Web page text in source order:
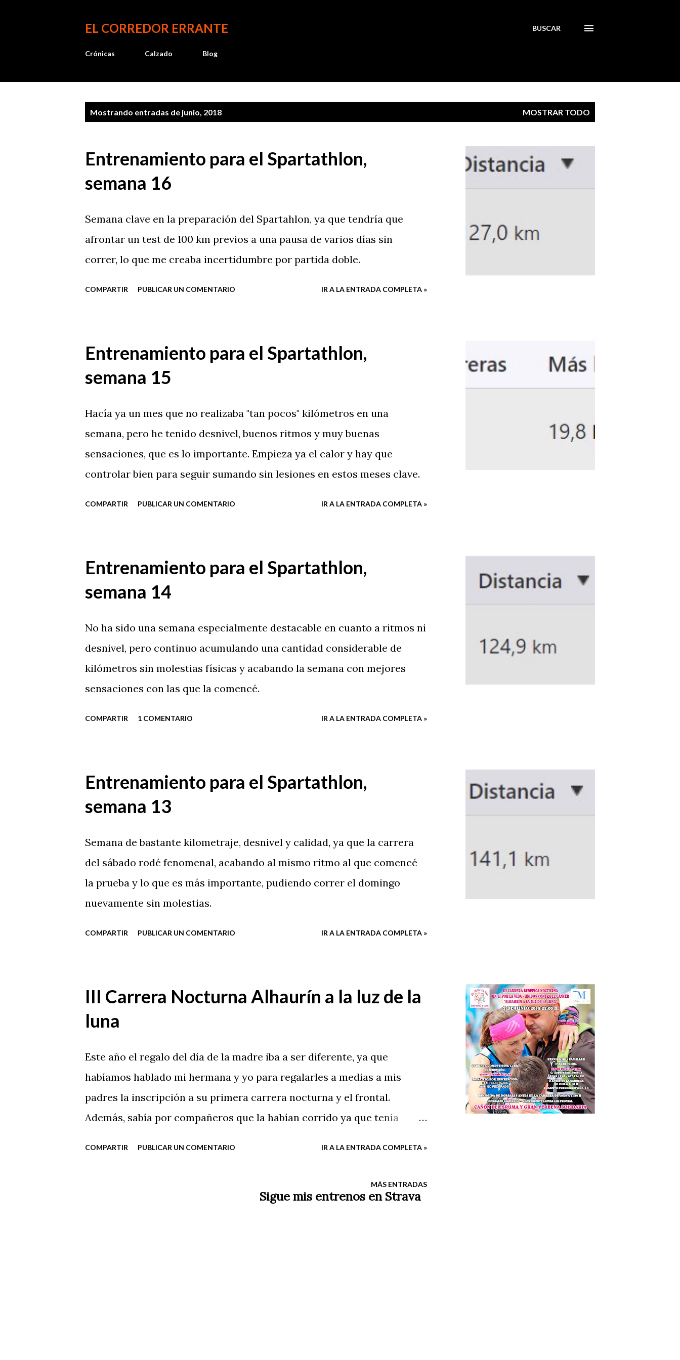
EL CORREDOR ERRANTE BUSCAR
Crónicas Calzado Blog
Mostrando entradas de junio, 2018 MOSTRAR TODO
Entrenamiento para el Spartathlon,
semana 16
Semana clave en la preparación del Spartahlon, ya que tendría que
afrontar un test de 100 km previos a una pausa de varios días sin
correr, lo que me creaba incertidumbre por partida doble.
COMPARTIR PUBLICAR UN COMENTARIO IR A LA ENTRADA COMPLETA »
Entrenamiento para el Spartathlon,
semana 15
Hacía ya un mes que no realizaba "tan pocos" kilómetros en una
semana, pero he tenido desnivel, buenos ritmos y muy buenas
sensaciones, que es lo importante. Empieza ya el calor y hay que
controlar bien para seguir sumando sin lesiones en estos meses clave.
COMPARTIR PUBLICAR UN COMENTARIO IR A LA ENTRADA COMPLETA »
Entrenamiento para el Spartathlon,
semana 14
No ha sido una semana especialmente destacable en cuanto a ritmos ni
desnivel, pero continuo acumulando una cantidad considerable de
kilómetros sin molestias físicas y acabando la semana con mejores
sensaciones con las que la comencé.
COMPARTIR 1 COMENTARIO IR A LA ENTRADA COMPLETA »
Entrenamiento para el Spartathlon,
semana 13
Semana de bastante kilometraje, desnivel y calidad, ya que la carrera
del sábado rodé fenomenal, acabando al mismo ritmo al que comencé
la prueba y lo que es más importante, pudiendo correr el domingo
nuevamente sin molestias.
COMPARTIR PUBLICAR UN COMENTARIO IR A LA ENTRADA COMPLETA »
III Carrera Nocturna Alhaurín a la luz de la
luna
Este año el regalo del día de la madre iba a ser diferente, ya que
habíamos hablado mi hermana y yo para regalarles a medias a mis
padres la inscripción a su primera carrera nocturna y el frontal.
Además, sabía por compañeros que la habían corrido ya que tenía
COMPARTIR PUBLICAR UN COMENTARIO IR A LA ENTRADA COMPLETA »
MÁS ENTRADAS
Sigue mis entrenos en Strava